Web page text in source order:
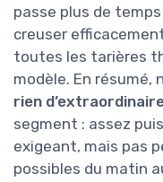
passe plus de
creuser
toutes les tarières
modèle. En résumé,
rien
segment : assez
exigeant, mais pas
possibles du matin